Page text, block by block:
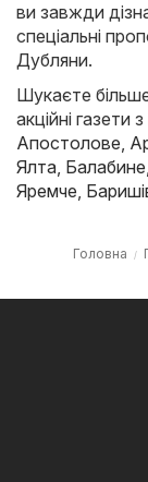
ви завжди
спеціальні
Дубляни.
Шукаєте
акційні газети
Апостолове,
Ялта, Балабине,
Яремче,
Головна